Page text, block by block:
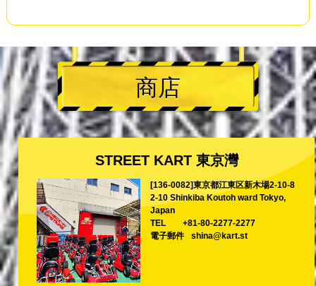
商店
STREET KART 東京灣
[136-0082]東京都江東区新木場2-10-8
2-10 Shinkiba Koutoh ward Tokyo,
Japan
TEL
+81-80-2277-2277
電子郵件
shina@kart.st